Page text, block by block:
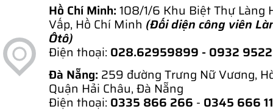
Hồ Chí Minh: 108/1/6 Khu Biệt Thự Làng
Vấp, Hồ Chí Minh (Đối diện công viên
Ôtô)
Điện thoại: 028.62959899 - 0932
Đà Nẵng: 259 đường Trưng Nữ Vương,
Quận Hải Châu, Đà Nẵng
Điện thoại: 0335 866 266 - 0345 666